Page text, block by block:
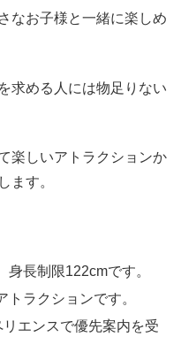
なお子様と一緒に楽しめ
求める人には物足りない
楽しいアトラクションか
ます。
長制限122cmです。
ラクションです。
エンスで優先案内を受